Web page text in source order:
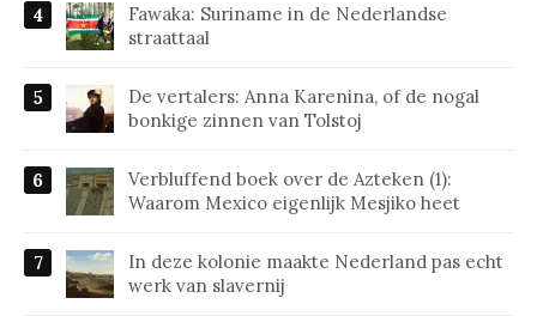
Fawaka: Suriname in de Nederlandse
straattaal
De vertalers: Anna Karenina, of de nogal
bonkige zinnen van Tolstoj
Verbluffend boek over de Azteken (1):
Waarom Mexico eigenlijk Mesjiko heet
In deze kolonie maakte Nederland pas echt
werk van slavernij